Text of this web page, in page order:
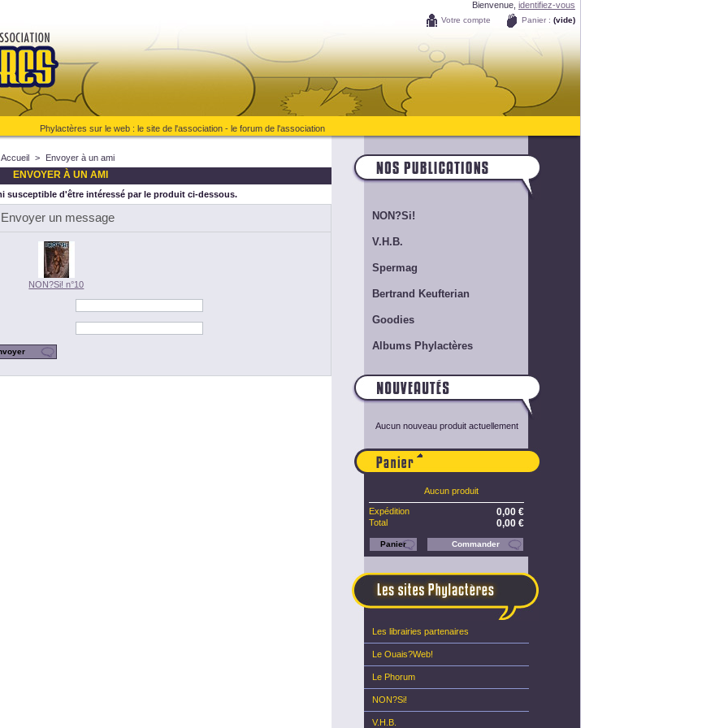
Bienvenue, identifiez-vous
Panier : (vide)
Votre compte
Phylactères sur le web : le site de l'association- le forum de l'association
Accueil > Envoyer à un ami
ENVOYER À UN AMI
susceptible d'être intéressé par le produit ci-dessous.
Envoyer un message
NON?Si! n°10
NON?Si!
V.H.B.
Spermag
Bertrand Keufterian
Goodies
Albums Phylactères
Aucun nouveau produit actuellement
Aucun produit
Expédition 0,00 €
Total 0,00 €
Panier Commander
Les librairies partenaires
Le Ouais?Web!
Le Phorum
NON?Si!
V.H.B.